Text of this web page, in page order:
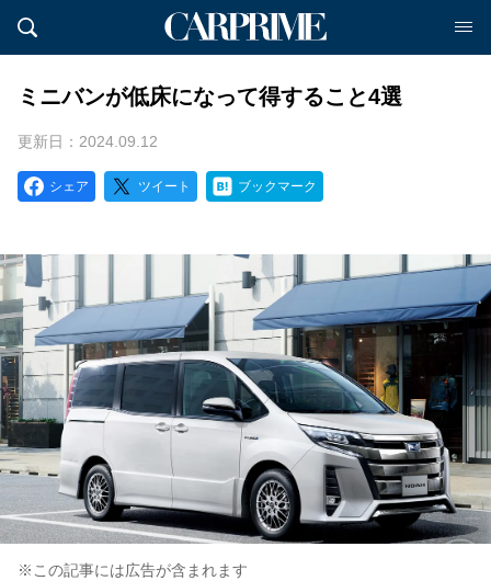
ミニバンが低床になって得すること4選
更新日：2024.09.12
シェア ツイート ブックマーク
※この記事には広告が含まれます